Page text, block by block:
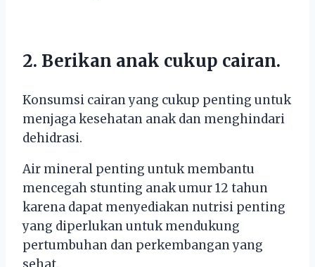
2. Berikan anak cukup cairan.
Konsumsi cairan yang cukup penting untuk
menjaga kesehatan anak dan menghindari
dehidrasi.
Air mineral penting untuk membantu
mencegah stunting anak umur 12 tahun
karena dapat menyediakan nutrisi penting
yang diperlukan untuk mendukung
pertumbuhan dan perkembangan yang